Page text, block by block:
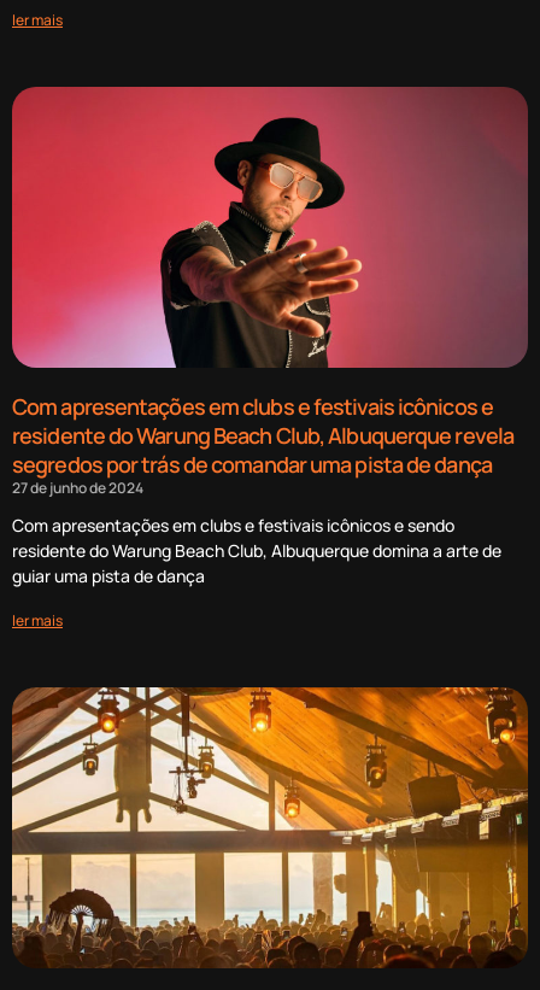
ler mais
Com apresentações em clubs e festivais icônicos e
residente do Warung Beach Club, Albuquerque revela
segredos por trás de comandar uma pista de dança
27 de junho de 2024
Com apresentações em clubs e festivais icônicos e sendo
residente do Warung Beach Club, Albuquerque domina a arte de
guiar uma pista de dança
ler mais